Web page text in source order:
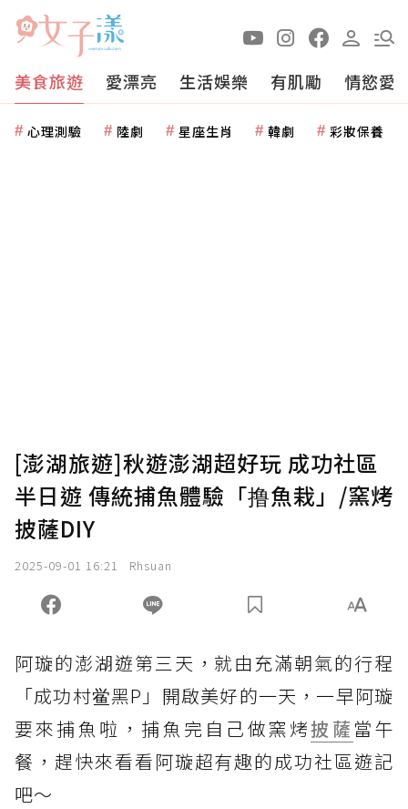
美食旅遊 愛漂亮 生活娛樂 有肌勵 情慾愛
心理測驗 陸劇 星座生肖 韓劇 彩妝保養
[澎湖旅遊]秋遊澎湖超好玩 成功社區
半日遊 傳統捕魚體驗「撸魚栽」/窯烤
披薩DIY
2025-09-01 16:21 Rhsuan
阿璇的澎湖遊第三天，就由充滿朝氣的行程
「成功村鲎黑P」開啟美好的一天，一早阿璇
要來捕魚啦，捕魚完自己做窯烤披薩 當午
餐，趕快來看看阿璇超有趣的成功社區遊記
吧～